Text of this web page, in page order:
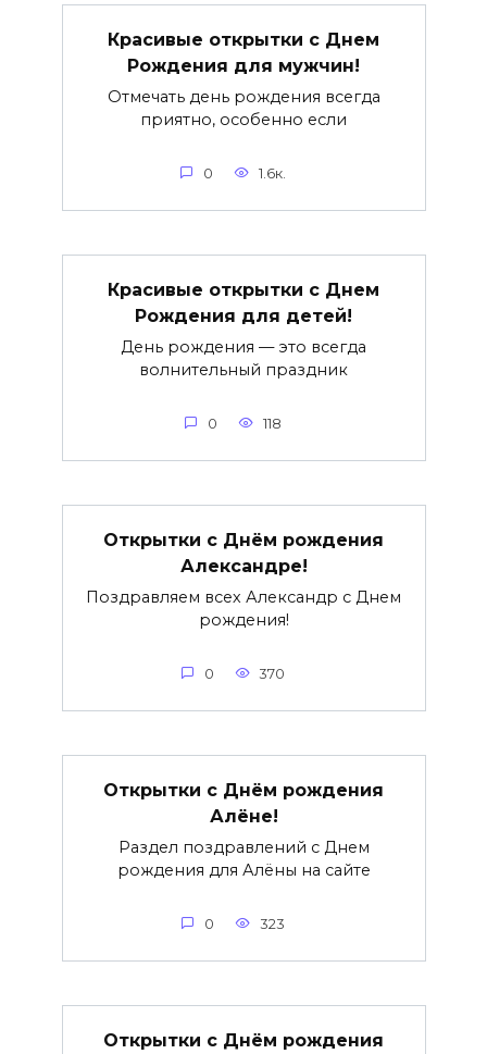
Красивые открытки c Днем
Рождения для мужчин!
Отмечать день рождения всегда
приятно, особенно если
0 1.6к.
Красивые открытки c Днем
Рождения для детей!
День рождения — это всегда
волнительный праздник
0 118
Открытки с Днём рождения
Александре!
Поздравляем всех Александр с Днем
рождения!
0 370
Открытки с Днём рождения
Алёне!
Раздел поздравлений с Днем
рождения для Алёны на сайте
0 323
Открытки с Днём рождения